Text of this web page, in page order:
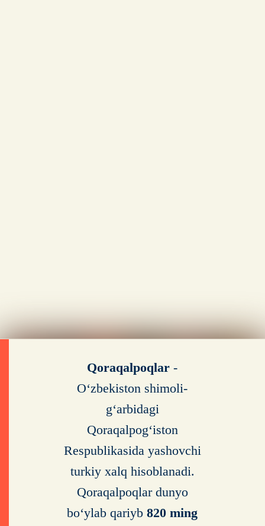
Qoraqalpoqlar -
O‘zbekiston shimoli-
g‘arbidagi
Qoraqalpog‘iston
Respublikasida yashovchi
turkiy xalq hisoblanadi.
Qoraqalpoqlar dunyo
bo‘ylab qariyb820 ming